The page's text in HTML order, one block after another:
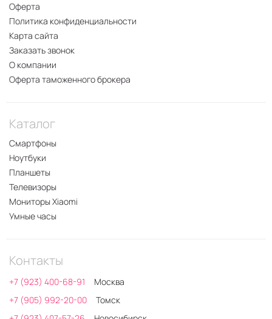
Оферта
Политика конфиденциальности
Карта сайта
Заказать звонок
О компании
Оферта таможенного брокера
Каталог
Смартфоны
Ноутбуки
Планшеты
Телевизоры
Мониторы Xiaomi
Умные часы
Контакты
+7 (923) 400-68-91
Москва
+7 (905) 992-20-00
Томск